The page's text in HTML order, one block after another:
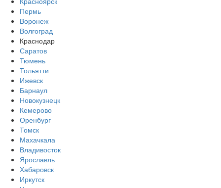
Пермь
Воронеж
Волгоград
Краснодар
Саратов
Тюмень
Тольятти
Ижевск
Барнаул
Новокузнецк
Кемерово
Оренбург
Томск
Махачкала
Владивосток
Ярославль
Хабаровск
Иркутск